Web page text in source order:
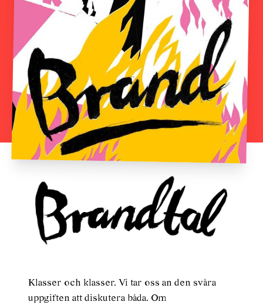
Klasser och klasser. Vi tar oss an den svåra
uppgiften att diskutera båda. Om